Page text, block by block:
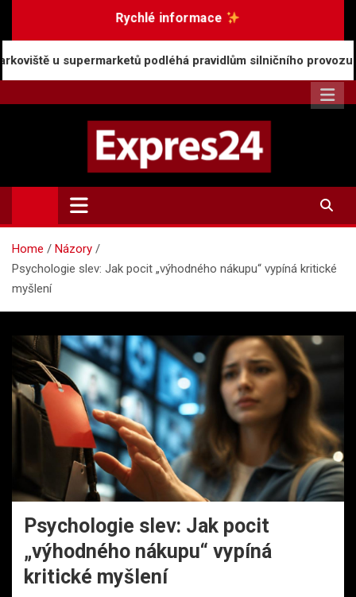
Rychlé informace
podléhá pravidlům silničního provozu
Expres24.cz
Rychlé zprávy po celý den
Home
Názory
Psychologie slev: Jak pocit „výhodného nákupu“ vypíná kritické
myšlení
Psychologie slev: Jak pocit
„výhodného nákupu“ vypíná
kritické myšlení